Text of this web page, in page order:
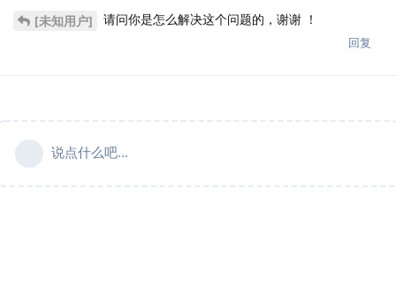
[未知用户] 请问你是怎么解决这个问题的，谢谢 ！
回复
说点什么吧...